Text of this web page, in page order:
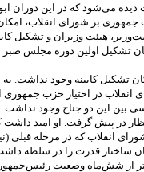
دیده می‌شود که در این دوران
با توجه به تسلط حزب جمهوری بر شورای انقلاب،
هیئت وزیران و تشکیل
تشکیل اولین دوره مجلس
تشکیل کابینه وجود نداشت. به
انقلاب در اختیار حزب جمهوری
بین این دو جناح وجود نداشت.
در پیش گرفت. او امید داشت
ساختار قدرت را در سلطه
مدت بیشتر از شش‌ماه وضعیت